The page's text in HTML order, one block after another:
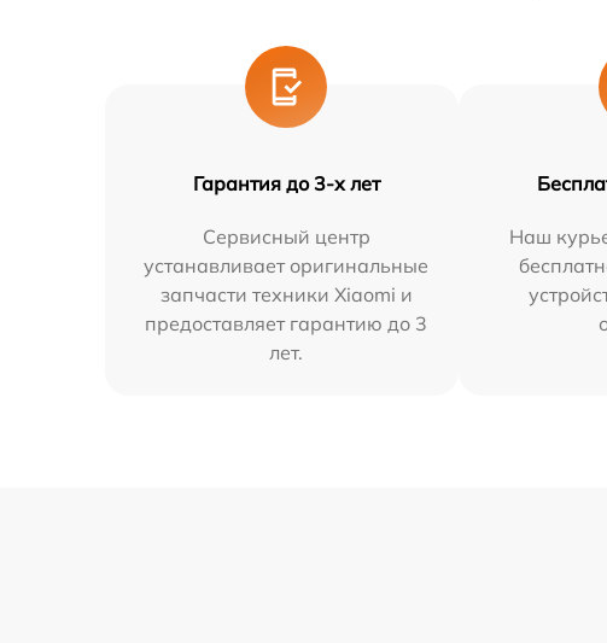
Гарантия до 3-х лет
Сервисный центр
устанавливает оригинальные
запчасти техники Xiaomi и
предоставляет гарантию до 3
лет.
Наш